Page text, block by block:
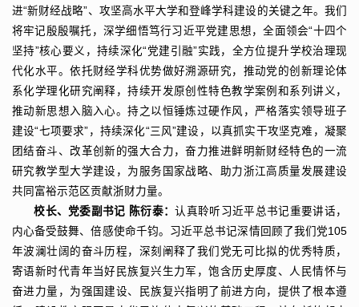
进“新财经战略”、攻坚高水平大学和登峰学科建设的关键之年。我们
将牢记殷殷嘱托，深学细悟笃行习近平党建思想，全面领会“十四个
坚持”核心要义，持续深化“党建引融”实践，全方位提升学校治理现
代化水平。依托财经学科优势做好溯源研究，推动党的创新理论体
系化学理化研究阐释，持续开发原创性特色教学案例和系列讲义，
推动新思想入脑入心。持之以恒锤炼过硬作风，严格落实领导班子
建设“七项要求”，持续深化“三风”建设，以真抓实干攻坚克难，凝聚
团结奋斗、改革创新的强大合力，奋力推进鲜明新财经特色的一流
研究教学型大学建设，为服务国家战略、助力浙江高质量发展建设
共同富裕示范区贡献浙财力量。
校长、党委副书记 陈衍泰：认真聆听习近平总书记重要讲话，
内心备受鼓舞、倍感使命千钧。习近平总书记深情回顾了我们党105
年波澜壮阔的奋斗历程，深刻阐释了我们党无可比拟的优秀特质，
寄语新时代青年当好民族复兴生力军，饱含历史厚度、人民情怀与
奋进力量，为强国建设、民族复兴指明了前进方向，提供了根本遵